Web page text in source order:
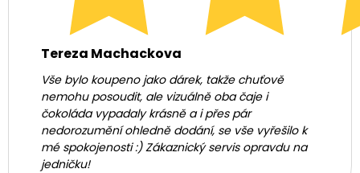
Tereza Machackova
Vše bylo koupeno jako dárek, takže chuťově
nemohu posoudit, ale vizuálně oba čaje i
čokoláda vypadaly krásně a i přes pár
nedorozumění ohledně dodání, se vše vyřešilo k
mé spokojenosti :) Zákaznický servis opravdu na
jedničku!